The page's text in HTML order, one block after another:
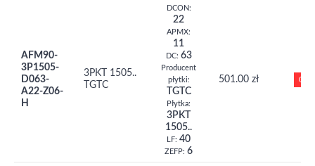
AFM90-
3P1505-
D063-
A22-Z06-
H
3PKT 1505..
TGTC
DCON:
22
APMX:
11
DC: 63
Producent
płytki:
TGTC
Płytka:
3PKT
1505..
LF: 40
ZEFP: 6
501.00 zł 0